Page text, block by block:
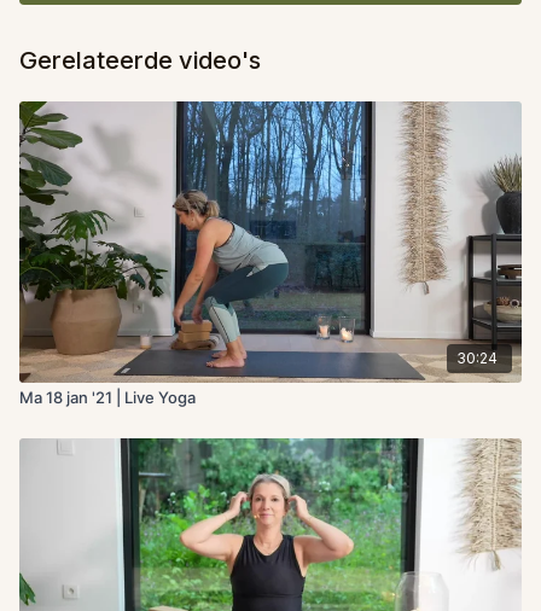
Gerelateerde video's
30:24
Ma 18 jan '21 | Live Yoga